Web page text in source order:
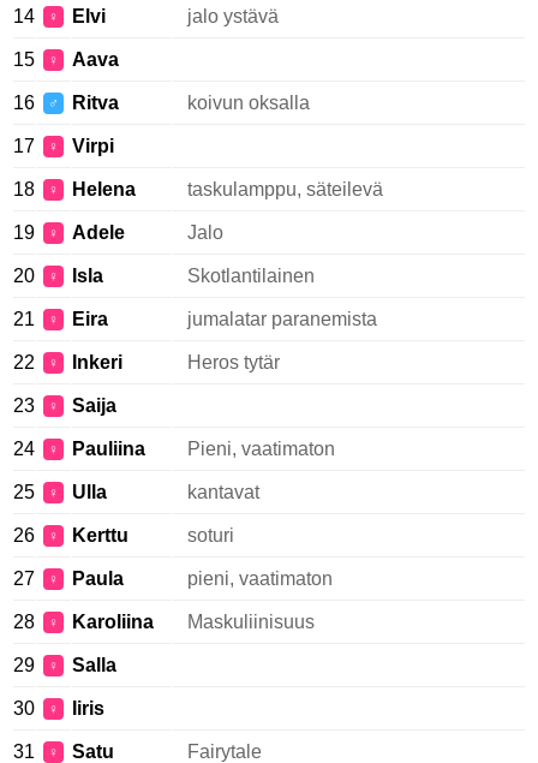
14 ♀ Elvi jalo ystävä
15 ♀ Aava
16 ♂ Ritva koivun oksalla
17 ♀ Virpi
18 ♀ Helena taskulamppu, säteilevä
19 ♀ Adele Jalo
20 ♀ Isla Skotlantilainen
21 ♀ Eira jumalatar paranemista
22 ♀ Inkeri Heros tytär
23 ♀ Saija
24 ♀ Pauliina Pieni, vaatimaton
25 ♀ Ulla kantavat
26 ♀ Kerttu soturi
27 ♀ Paula pieni, vaatimaton
28 ♀ Karoliina Maskuliinisuus
29 ♀ Salla
30 ♀ Iiris
31 ♀ Satu Fairytale